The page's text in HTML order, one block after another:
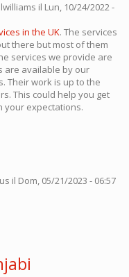
il Lun, 10/24/2022 -
in the UK. The services
there but most of them
services we provide are
are available by our
Their work is up to the
This could help you get
your expectations.
il Dom, 05/21/2023 - 06:57